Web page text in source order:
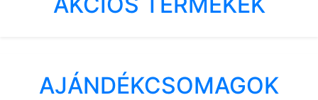
AJÁNDÉKCSOMAGOK